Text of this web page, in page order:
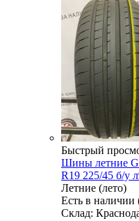
Быстрый
Шины летние
R19 225/45 б/у
Летние (лето)
Есть в наличии
Склад: